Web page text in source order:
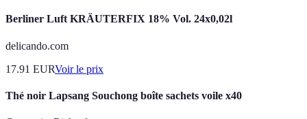
Berliner Luft KRÄUTERFIX 18% Vol. 24x0,02l
delicando.com
17.91 EURVoir le prix
Thé noir Lapsang Souchong boîte sachets voile x40